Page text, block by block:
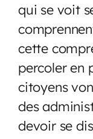
qui se voit
cette
percoler en
citoyens
des
devoir se